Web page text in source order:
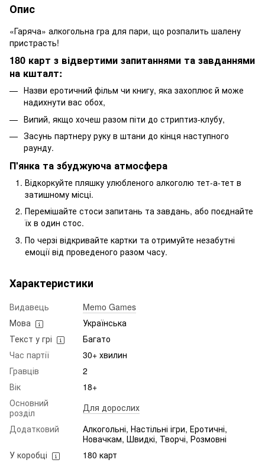
Опис
«Гаряча» алкогольна гра для пари, що розпалить шалену
пристрасть!
180 карт з відвертими запитаннями та завданнями
на кшталт:
Назви еротичний фільм чи книгу, яка захоплює й може
надихнути вас обох,
Випий, якщо хочеш разом піти до стриптиз-клубу,
Засунь партнеру руку в штани до кінця наступного
раунду.
П'янка та збуджуюча атмосфера
Відкоркуйте пляшку улюбленого алкоголю тет-а-тет в
затишному місці.
Перемішайте стоси запитань та завдань, або поєднайте
їх в один стос.
По черзі відкривайте картки та отримуйте незабутні
емоції від проведеного разом часу.
Характеристики
Видавець
Memo Games
Мова
Українська
Текст у грі
Багато
Час партії
30+ хвилин
Гравців
2
Вік
18+
Основний
розділ
Для дорослих
Додатковий
Алкогольні, Настільні ігри, Еротичні,
Новачкам, Швидкі, Творчі, Розмовні
У коробці
180 карт